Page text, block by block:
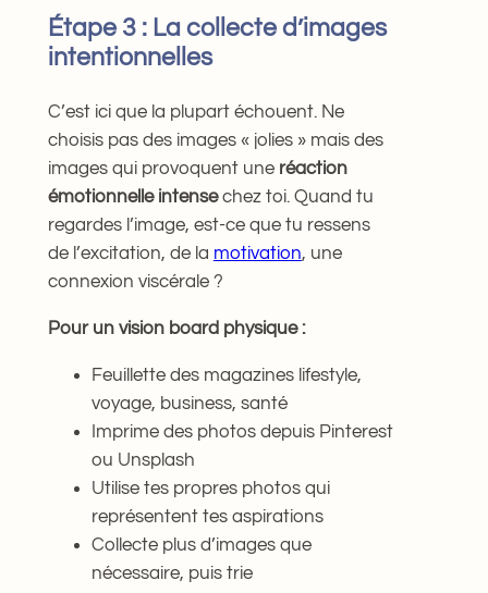
Étape 3 : La collecte d’images
intentionnelles
C’est ici que la plupart échouent. Ne
choisis pas des images « jolies » mais des
images qui provoquent une réaction
émotionnelle intensechez toi. Quand tu
regardes l’image, est-ce que tu ressens
de l’excitation, de la motivation, une
connexion viscérale ?
Pour un vision board physique :
Feuillette des magazines lifestyle,
voyage, business, santé
Imprime des photos depuis Pinterest
ou Unsplash
Utilise tes propres photos qui
représentent tes aspirations
Collecte plus d’images que
nécessaire, puis trie